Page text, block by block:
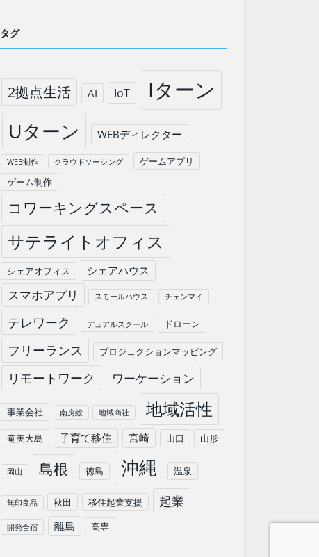
タグ
2拠点生活 AI IoT Iターン
Uターン WEBディレクター
WEB制作 クラウドソーシング
ゲームアプリ
ゲーム制作
コワーキングスペース
サテライトオフィス
シェアオフィス シェアハウス
スマホアプリ スモールハウス チェンマイ
テレワーク デュアルスクール ドローン
フリーランス プロジェクションマッピング
リモートワーク ワーケーション
事業会社 南房総 地域商社 地域活性
奄美大島 子育て移住 宮崎 山口 山形
岡山 島根 徳島 沖縄 温泉
無印良品 秋田 移住起業支援 起業
開発合宿 離島 高専